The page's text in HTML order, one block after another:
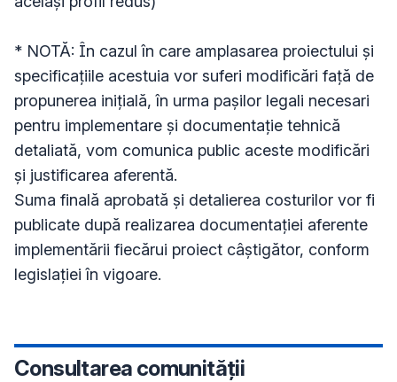
* NOTĂ: În cazul în care amplasarea proiectului și
specificațiile acestuia vor suferi modificări față de
propunerea inițială, în urma pașilor legali necesari
pentru implementare și documentație tehnică
detaliată, vom comunica public aceste modificări
și justificarea aferentă.
Suma finală aprobată și detalierea costurilor vor fi
publicate după realizarea documentației aferente
implementării fiecărui proiect câștigător, conform
Consultarea comunității